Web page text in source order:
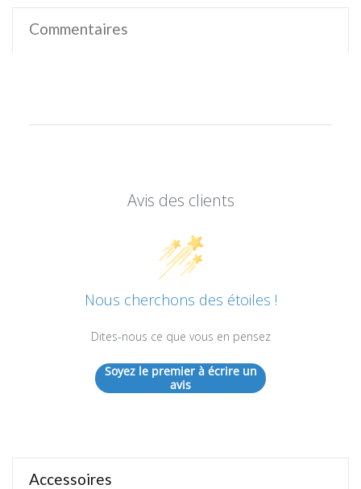
Commentaires
Avis des clients
Nous cherchons des étoiles !
Dites-nous ce que vous en pensez
Soyez le premier à écrire un
avis
Accessoires